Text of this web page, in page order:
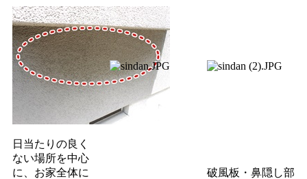
日当たりの良く
ない場所を中心
に、お家全体に
破風板・鼻隠し部